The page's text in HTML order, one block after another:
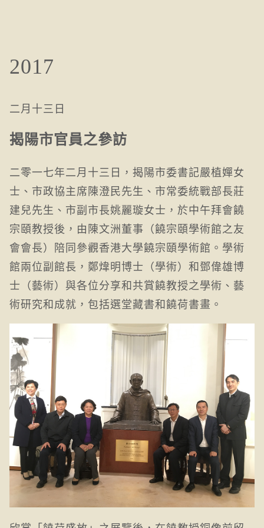
2017
二月十三日
揭陽市官員之參訪
二零一七年二月十三日，揭陽市委書記嚴植嬋女
士、市政協主席陳澄民先生、市常委統戰部長莊
建兒先生、市副市長姚麗璇女士，於中午拜會饒
宗頤教授後，由陳文洲董事（饒宗頤學術館之友
會會長）陪同參觀香港大學饒宗頤學術館。學術
館兩位副館長，鄭煒明博士（學術）和鄧偉雄博
士（藝術）與各位分享和共賞饒教授之學術、藝
術研究和成就，包括選堂藏書和饒荷書畫。